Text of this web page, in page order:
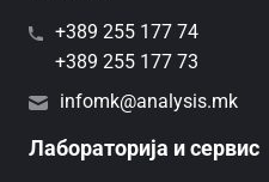
+389 255 177 74
+389 255 177 73
infomk@analysis.mk
Лабораторија и сервис